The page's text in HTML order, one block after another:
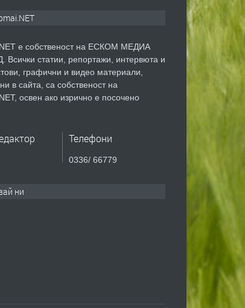
е собственост на ЕСКОМ МЕДИА
статии, репортажи, интервюта и
графични и видео материали,
в сайта, са собственост на
освен ако изрично е посочено
Телефони
0336/ 66779
ни